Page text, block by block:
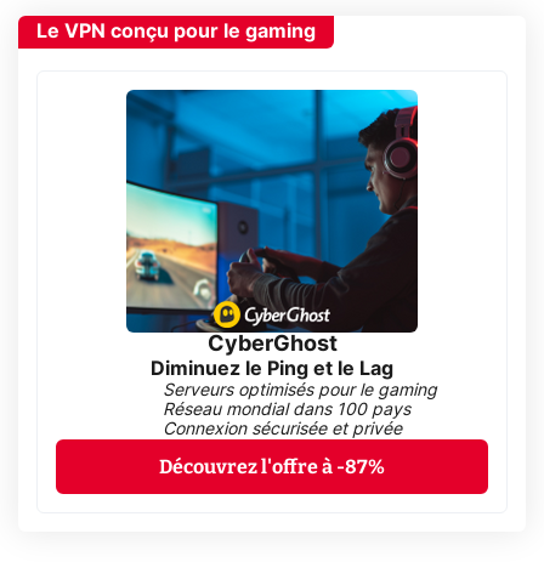
Le VPN conçu pour le gaming
CyberGhost
Diminuez le Ping et le Lag
Serveurs optimisés pour le gaming
Réseau mondial dans 100 pays
Connexion sécurisée et privée
Découvrez l'offre à -87%